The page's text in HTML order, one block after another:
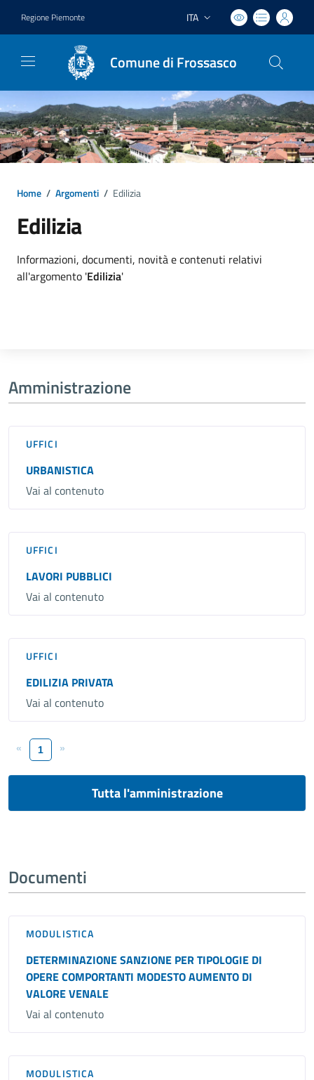
Regione Piemonte Lingua attiva:
ITA
Comune di Frossasco
Home / Argomenti / Edilizia
Edilizia
Dettagli argomento
Informazioni, documenti, novità e contenuti relativi
all'argomento 'Edilizia'
Amministrazione
UFFICI
URBANISTICA
Vai al contenuto
UFFICI
LAVORI PUBBLICI
Vai al contenuto
UFFICI
EDILIZIA PRIVATA
Vai al contenuto
« 1 »
Tutta l'amministrazione
Documenti
MODULISTICA
DETERMINAZIONE SANZIONE PER TIPOLOGIE DI
OPERE COMPORTANTI MODESTO AUMENTO DI
VALORE VENALE
Vai al contenuto
MODULISTICA